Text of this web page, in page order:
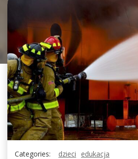
Categories: dzieci
edukacja